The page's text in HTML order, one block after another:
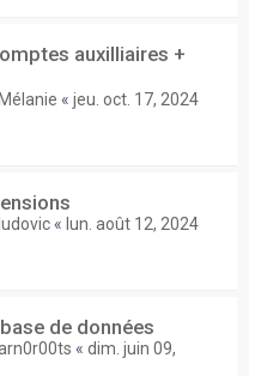
auxilliaires +
Mélanie « jeu. oct. 17, 2024
ludovic « lun. août 12, 2024
de données
« dim. juin 09,